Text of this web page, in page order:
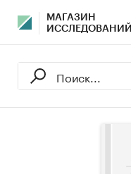
МАГАЗИН
ИССЛЕДОВАНИЙ